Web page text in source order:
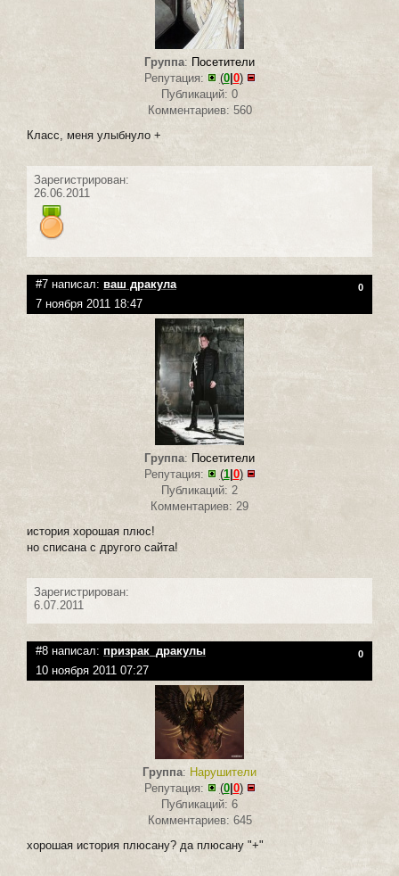
Группа: Посетители
Репутация:
(0| 0)
Публикаций: 0
Комментариев: 560
Класс, меня улыбнуло +
Зарегистрирован:
26.06.2011
#7 написал: ваш дракула 0
7 ноября 2011 18:47
Группа: Посетители
Репутация:
(1|0)
Публикаций: 2
Комментариев: 29
история хорошая плюс!
но списана с другого сайта!
Зарегистрирован:
6.07.2011
#8 написал: призрак_дракулы 0
10 ноября 2011 07:27
Группа: Нарушители
Репутация:
(0|0)
Публикаций: 6
Комментариев: 645
хорошая история плюсану? да плюсану "+"